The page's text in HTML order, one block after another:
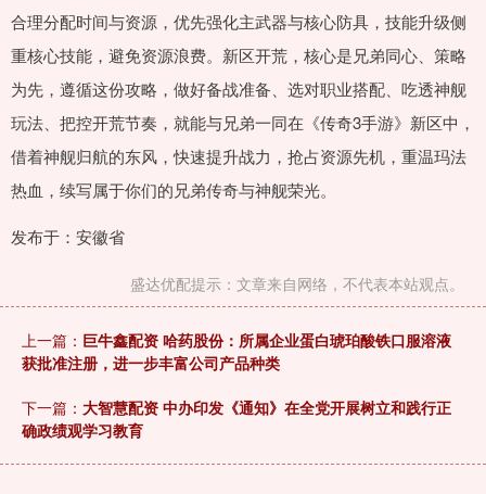
合理分配时间与资源，优先强化主武器与核心防具，技能升级侧
重核心技能，避免资源浪费。新区开荒，核心是兄弟同心、策略
为先，遵循这份攻略，做好备战准备、选对职业搭配、吃透神舰
玩法、把控开荒节奏，就能与兄弟一同在《传奇3手游》新区中，
借着神舰归航的东风，快速提升战力，抢占资源先机，重温玛法
热血，续写属于你们的兄弟传奇与神舰荣光。
发布于：安徽省
盛达优配提示：文章来自网络，不代表本站观点。
上一篇： 巨牛鑫配资 哈药股份：所属企业蛋白琥珀酸铁口服溶液
获批准注册，进一步丰富公司产品种类
下一篇： 大智慧配资 中办印发《通知》在全党开展树立和践行正
确政绩观学习教育